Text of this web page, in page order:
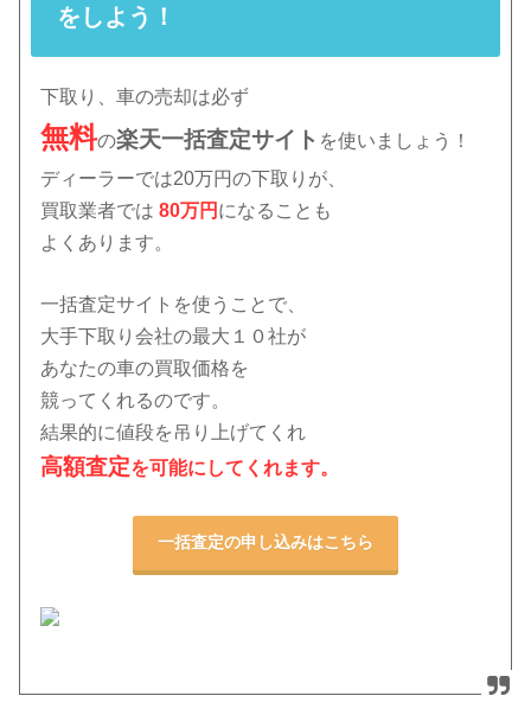
をしよう！
下取り、車の売却は必ず
無料の楽天一括査定サイト を使いましょう！
ディーラーでは20万円の下取りが、
買取業者では80万円 になることも
よくあります。
一括査定サイトを使うことで、
大手下取り会社の最大１０社が
あなたの車の買取価格を
競ってくれるのです。
結果的に値段を吊り上げてくれ
高額査定を可能にしてくれます。
一括査定の申し込みはこちら